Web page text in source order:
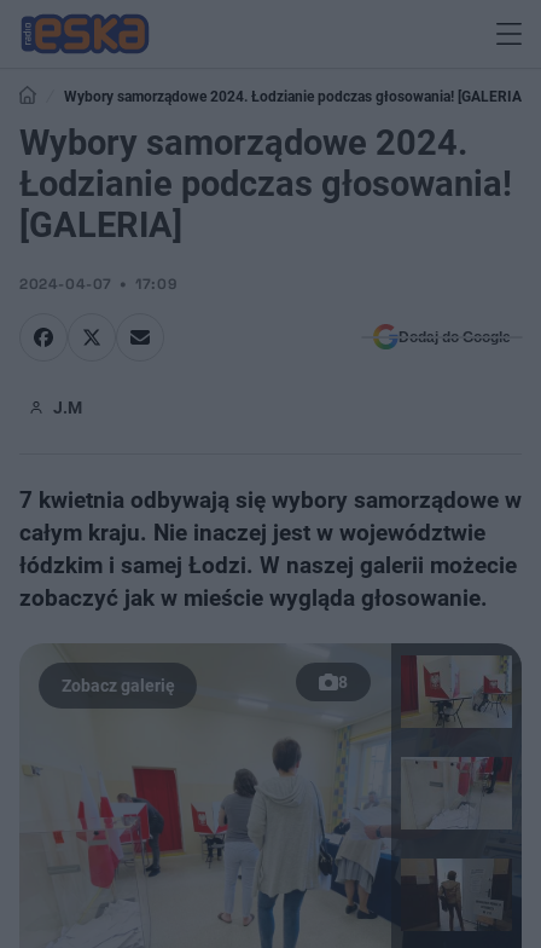
Wybory samorządowe 2024. Łodzianie podczas głosowania! [GALERIA]
Wybory samorządowe 2024.
Łodzianie podczas głosowania!
[GALERIA]
2024-04-07 17:09
Dodaj do Google
J.M
7 kwietnia odbywają się wybory samorządowe w
całym kraju. Nie inaczej jest w województwie
łódzkim i samej Łodzi. W naszej galerii możecie
zobaczyć jak w mieście wygląda głosowanie.
8